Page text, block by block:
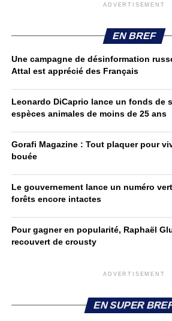
ADVERTISEMENT
EN BREF
Une campagne de désinformation
Attal est apprécié des Français
Leonardo DiCaprio lance un fonds de
espèces animales de moins de 25 ans
Gorafi Magazine : Tout plaquer pour
bouée
Le gouvernement lance un numéro
forêts encore intactes
Pour gagner en popularité, Raphaël
recouvert de crousty
ADVERTISEMENT
EN SUPER